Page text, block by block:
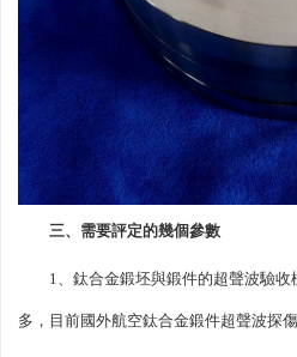
三、需要評定的幾個參數
1、鈦合金鍛坯與鍛件的超聲波驗
多，目前國外航空鈦合金鍛件超聲波探